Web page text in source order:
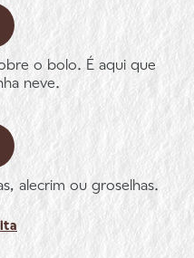
o bolo. É aqui que
neve.
alecrim ou groselhas.